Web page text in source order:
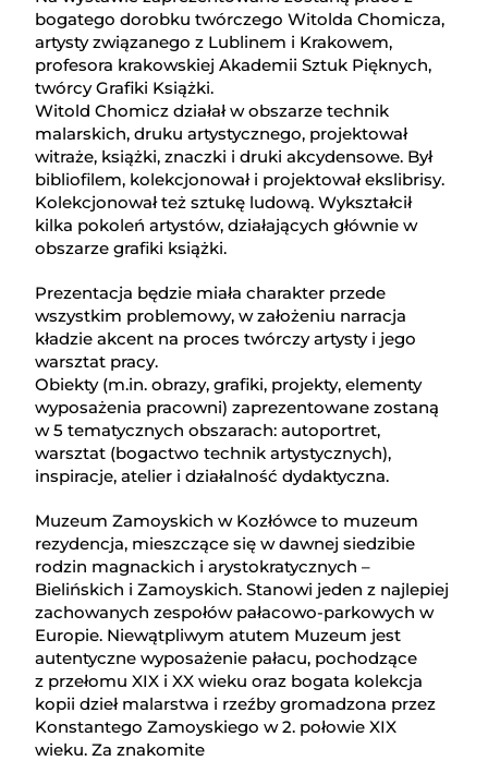
bogatego dorobku twórczego Witolda Chomicza,
artysty związanego z Lublinem i Krakowem,
profesora krakowskiej Akademii Sztuk Pięknych,
twórcy Grafiki Książki.
Witold Chomicz działał w obszarze technik
malarskich, druku artystycznego, projektował
witraże, książki, znaczki i druki akcydensowe. Był
bibliofilem, kolekcjonował i projektował ekslibrisy.
Kolekcjonował też sztukę ludową. Wykształcił
kilka pokoleń artystów, działających głównie w
obszarze grafiki książki.
Prezentacja będzie miała charakter przede
wszystkim problemowy, w założeniu narracja
kładzie akcent na proces twórczy artysty i jego
warsztat pracy.
Obiekty (m.in. obrazy, grafiki, projekty, elementy
wyposażenia pracowni) zaprezentowane zostaną
w 5 tematycznych obszarach: autoportret,
warsztat (bogactwo technik artystycznych),
inspiracje, atelier i działalność dydaktyczna.
Muzeum Zamoyskich w Kozłówce to muzeum
rezydencja, mieszczące się w dawnej siedzibie
rodzin magnackich i arystokratycznych –
Bielińskich i Zamoyskich. Stanowi jeden z najlepiej
zachowanych zespołów pałacowo-parkowych w
Europie. Niewątpliwym atutem Muzeum jest
autentyczne wyposażenie pałacu, pochodzące
z przełomu XIX i XX wieku oraz bogata kolekcja
kopii dzieł malarstwa i rzeźby gromadzona przez
Konstantego Zamoyskiego w 2. połowie XIX
wieku. Za znakomite